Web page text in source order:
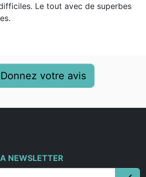
Le tout avec de superbes
Donnez votre avis
NEWSLETTER